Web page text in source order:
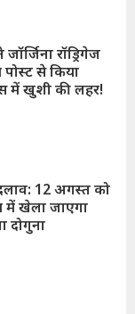
जॉर्जिना रॉड्रिगेज
पोस्ट से किया
में खुशी की लहर!
12 अगस्त को
खेला जाएगा
दोगुना